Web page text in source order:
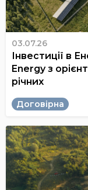
03.07.26
Інвестиції в
Energy з
річних
Договірна